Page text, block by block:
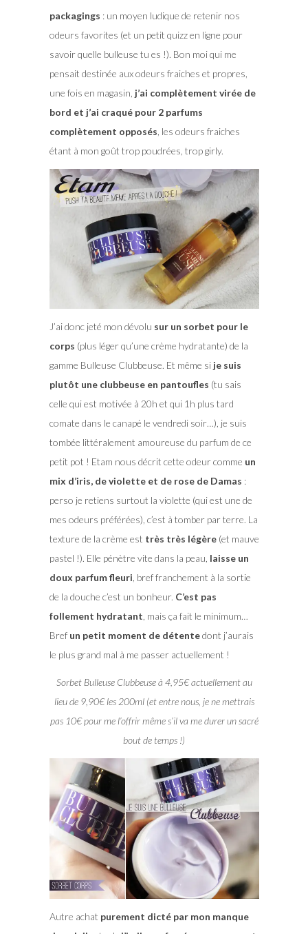
packagings : un moyen ludique de retenir nos
odeurs favorites (et un petit quizz en ligne pour
savoir quelle bulleuse tu es !). Bon moi qui me
pensait destinée aux odeurs fraiches et propres,
une fois en magasin, j’ai complètement virée de
bord et j’ai craqué pour 2 parfums
complètement opposés , les odeurs fraiches
étant à mon goût trop poudrées, trop girly.
J’ai donc jeté mon dévolu sur un sorbet pour le
corps (plus léger qu’une crème hydratante) de la
gamme Bulleuse Clubbeuse. Et même si je suis
plutôt une clubbeuse en pantoufles (tu sais
celle qui est motivée à 20h et qui 1h plus tard
comate dans le canapé le vendredi soir…), je suis
tombée littéralement amoureuse du parfum de ce
petit pot ! Etam nous décrit cette odeur comme un
mix d’iris, de violette et de rose de Damas :
perso je retiens surtout la violette (qui est une de
mes odeurs préférées), c’est à tomber par terre. La
texture de la crème est très très légère(et mauve
pastel !). Elle pénètre vite dans la peau, laisse un
doux parfum fleuri , bref franchement à la sortie
de la douche c’est un bonheur. C’est pas
follement hydratant , mais ça fait le minimum…
Bref un petit moment de détentedont j’aurais
le plus grand mal à me passer actuellement !
Sorbet Bulleuse Clubbeuse à 4,95€ actuellement au
lieu de 9,90€ les 200ml (et entre nous, je ne mettrais
pas 10€ pour me l’offrir même s’il va me durer un sacré
bout de temps !)
Autre achat purement dicté par mon manque